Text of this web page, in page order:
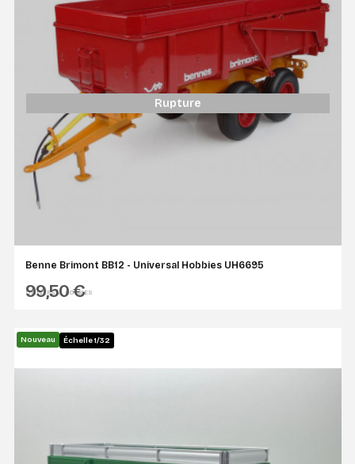
Rupture
Benne Brimont BB12 - Universal Hobbies UH6695
UNIVERSAL HOBBIES
99,50 €
Nouveau Échelle 1/32